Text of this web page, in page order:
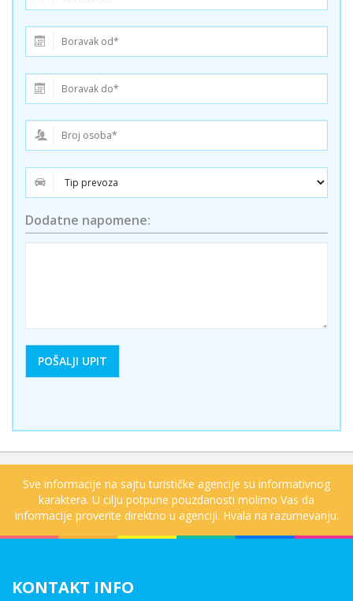
Dodatne napomene:
Sve informacije na sajtu turističke agencije su informativnog
karaktera. U cilju potpune pouzdanosti molimo Vas da
informacije proverite direktno u agenciji. Hvala na razumevanju.
KONTAKT INFO